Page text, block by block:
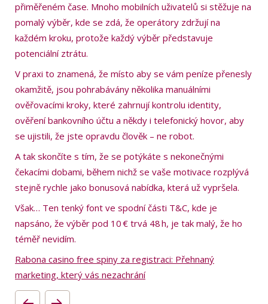
přiměřeném čase. Mnoho mobilních uživatelů si stěžuje na
pomalý výběr, kde se zdá, že operátory zdržují na
každém kroku, protože každý výběr představuje
potenciální ztrátu.
V praxi to znamená, že místo aby se vám peníze přenesly
okamžitě, jsou pohrabávány několika manuálními
ověřovacími kroky, které zahrnují kontrolu identity,
ověření bankovního účtu a někdy i telefonický hovor, aby
se ujistili, že jste opravdu člověk – ne robot.
A tak skončíte s tím, že se potýkáte s nekonečnými
čekacími dobami, během nichž se vaše motivace rozplývá
stejně rychle jako bonusová nabídka, která už vypršela.
Však… Ten tenký font ve spodní části T&C, kde je
napsáno, že výběr pod 10 € trvá 48 h, je tak malý, že ho
téměř nevidím.
Rabona casino free spiny za registraci: Přehnaný
marketing, který vás nezachrání